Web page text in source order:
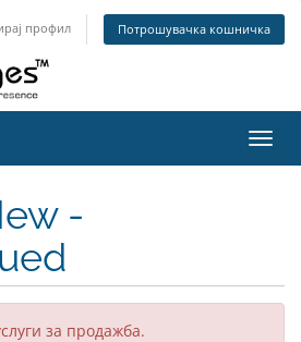
профил Потрошувачка кошничка
ја
-
за продажба.